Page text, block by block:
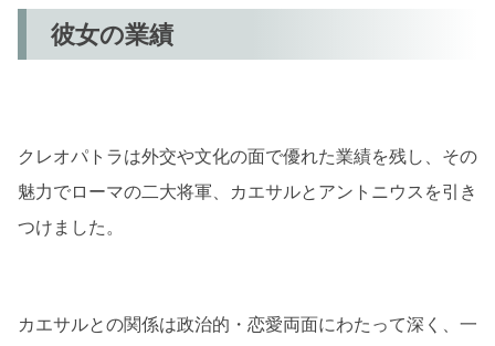
彼女の業績
クレオパトラは外交や文化の面で優れた業績を残し、その
魅力でローマの二大将軍、カエサルとアントニウスを引き
つけました。
カエサルとの関係は政治的・恋愛両面にわたって深く、一